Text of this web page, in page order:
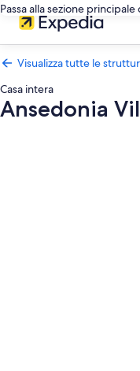
Passa alla sezione
Visualizza tutte le
Casa intera
Ansedonia